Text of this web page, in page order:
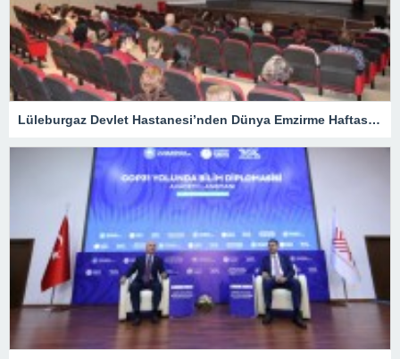
Lüleburgaz Devlet Hastanesi’nden Dünya Emzirme Haftası Katılımı